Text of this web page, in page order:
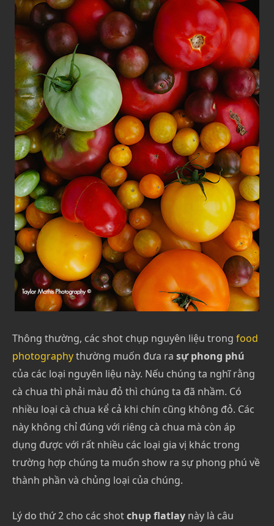
Thông thường, các shot chụp nguyên liệu trong food
photographythường muốn đưa ra sự phong phú
của các loại nguyên liệu này. Nếu chúng ta nghĩ rằng
cà chua thì phải màu đỏ thì chúng ta đã nhầm. Có
nhiều loại cà chua kể cả khi chín cũng không đỏ. Các
này không chỉ đúng với riêng cà chua mà còn áp
dụng được với rất nhiều các loại gia vị khác trong
trường hợp chúng ta muốn show ra sự phong phú về
thành phần và chủng loại của chúng.
Lý do thứ 2 cho các shotchụp flatlay này là câu